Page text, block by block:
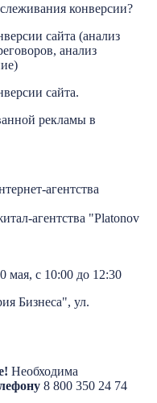
конверсии?
сайта (анализ
анализ
сайта.
рекламы в
агентства
агентства "Platonov
мая, с 10:00 до 12:30
Бизнеса", ул.
Необходима
8 800 350 24 74